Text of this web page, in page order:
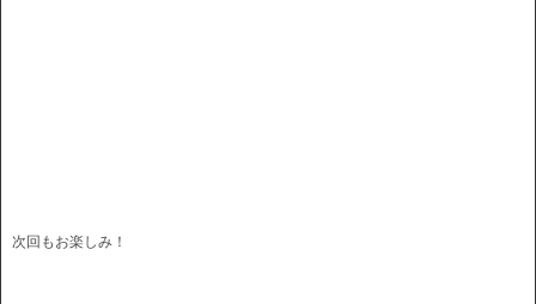
次回もお楽しみ！